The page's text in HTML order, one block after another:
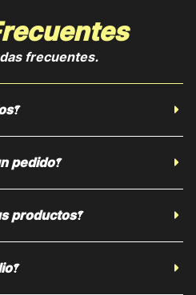
frecuentes.
pedido?
productos?